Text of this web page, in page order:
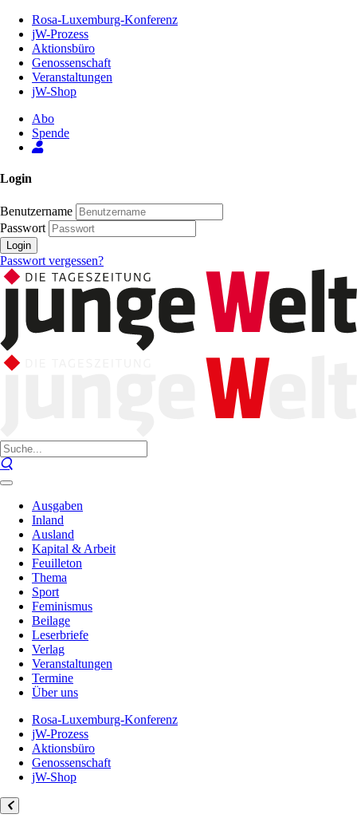
Inhalt
Seite
Rosa-Luxemburg-Konferenz
jW-Prozess
Aktionsbüro
Genossenschaft
Veranstaltungen
jW-Shop
Abo
Spende
Login
Benutzername
Passwort
Login
Passwort vergessen?
Ausgaben
Inland
Ausland
Kapital & Arbeit
Feuilleton
Thema
Sport
Feminismus
Beilage
Leserbriefe
Verlag
Veranstaltungen
Termine
Über uns
Rosa-Luxemburg-Konferenz
jW-Prozess
Aktionsbüro
Genossenschaft
jW-Shop